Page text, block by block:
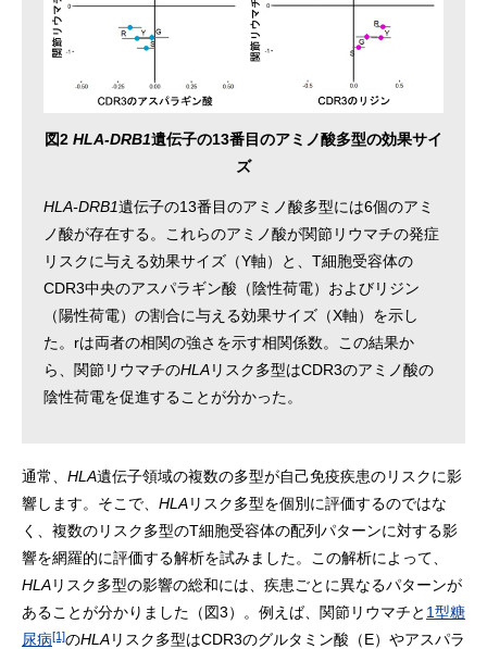
図2 HLA-DRB1遺伝子の13番目のアミノ酸多型の効果サイ
ズ
HLA-DRB1遺伝子の13番目のアミノ酸多型には6個のアミ
ノ酸が存在する。これらのアミノ酸が関節リウマチの発症
リスクに与える効果サイズ（Y軸）と、T細胞受容体の
CDR3中央のアスパラギン酸（陰性荷電）およびリジン
（陽性荷電）の割合に与える効果サイズ（X軸）を示し
た。rは両者の相関の強さを示す相関係数。この結果か
ら、関節リウマチのHLAリスク多型はCDR3のアミノ酸の
陰性荷電を促進することが分かった。
通常、 HLA遺伝子領域の複数の多型が自己免疫疾患のリスクに影
響します。そこで、 HLAリスク多型を個別に評価するのではな
く、複数のリスク多型のT細胞受容体の配列パターンに対する影
響を網羅的に評価する解析を試みました。この解析によって、
HLAリスク多型の影響の総和には、疾患ごとに異なるパターンが
あることが分かりました（図3）。例えば、関節リウマチと 1型糖
尿病[1]のHLAリスク多型はCDR3のグルタミン酸（E）やアスパラ